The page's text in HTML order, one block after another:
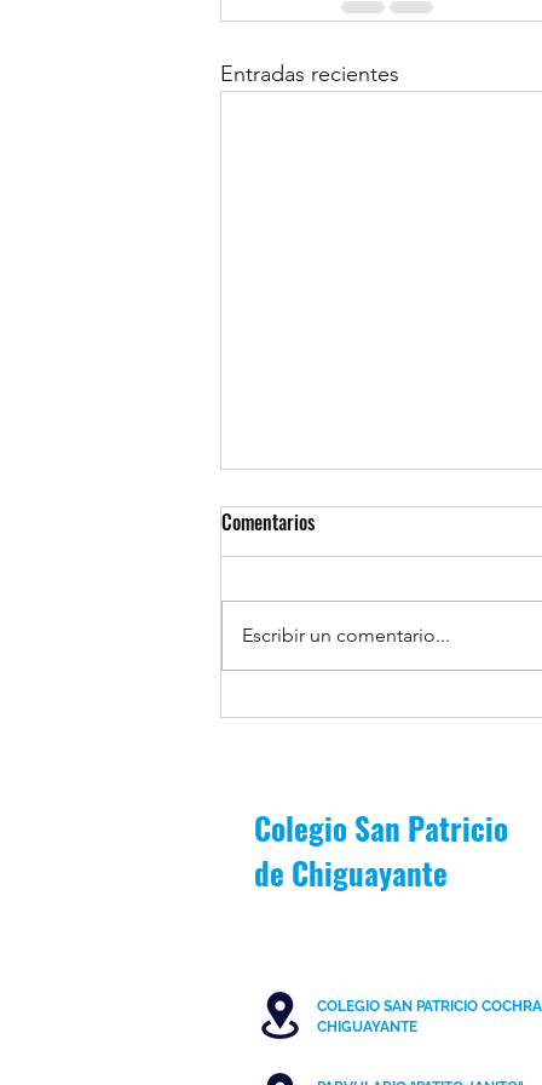
Entradas recientes
Patricianos participan en Torneo
Comentarios
Escribir un comentario...
Colegio San Patricio
de Chiguayante
COLEGIO SAN PATRICIO
CHIGUAYANTE